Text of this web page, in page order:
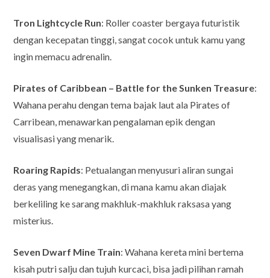
Tron Lightcycle Run: Roller coaster bergaya futuristik
dengan kecepatan tinggi, sangat cocok untuk kamu yang
ingin memacu adrenalin.
Pirates of Caribbean – Battle for the Sunken Treasure:
Wahana perahu dengan tema bajak laut ala Pirates of
Carribean, menawarkan pengalaman epik dengan
visualisasi yang menarik.
Roaring Rapids: Petualangan menyusuri aliran sungai
deras yang menegangkan, di mana kamu akan diajak
berkeliling ke sarang makhluk-makhluk raksasa yang
misterius.
Seven Dwarf Mine Train: Wahana kereta mini bertema
kisah putri salju dan tujuh kurcaci, bisa jadi pilihan ramah